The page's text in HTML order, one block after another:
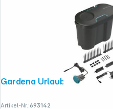
Artikel-Nr.:693142